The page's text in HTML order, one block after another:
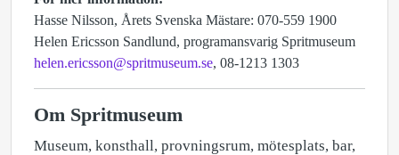
Hasse Nilsson, Årets Svenska Mästare: 070-559 1900
Helen Ericsson Sandlund, programansvarig Spritmuseum
helen.ericsson@spritmuseum.se, 08-1213 1303
Om Spritmuseum
Museum, konsthall, provningsrum, mötesplats, bar,